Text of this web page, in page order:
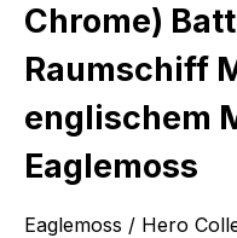
Chrome)
Raumschiff
englischem
Eaglemoss
Eaglemoss / Hero